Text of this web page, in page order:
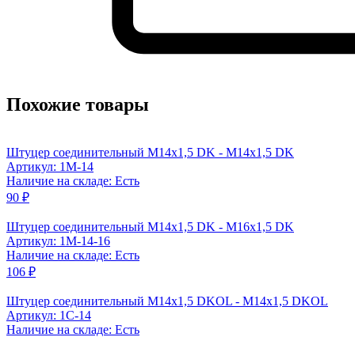
Похожие товары
Штуцер соединительный M14x1,5 DK - M14x1,5 DK
Артикул: 1M-14
Наличие на складе: Есть
90 ₽
Штуцер соединительный М14x1,5 DK - М16x1,5 DK
Артикул: 1M-14-16
Наличие на складе: Есть
106 ₽
Штуцер соединительный M14x1,5 DKOL - M14x1,5 DKOL
Артикул: 1C-14
Наличие на складе: Есть